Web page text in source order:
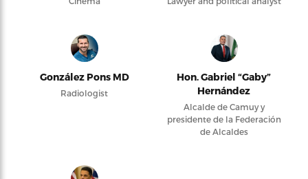
González Pons MD
Radiologist
Hon. Gabriel “Gaby”
Hernández
Alcalde de Camuy y
presidente de la Federación
de Alcaldes